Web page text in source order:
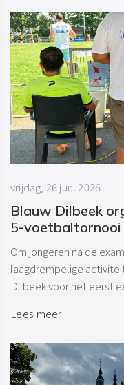
Blauw Dilbeek
5-voetbaltornooi
vrijdag, 26 jun. 2026
Om jongeren na de
laagdrempelige
Dilbeek voor het eerst
Lees meer